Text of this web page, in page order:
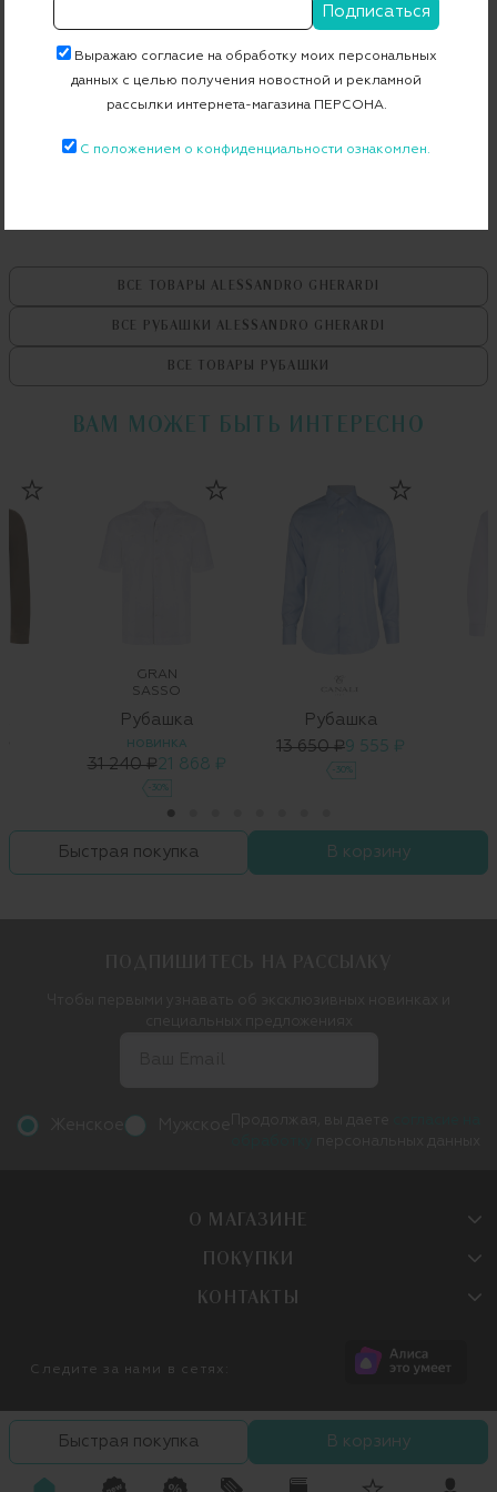
Страна производства
Примерка при доставке торговым представителем
ВСЕ ТОВАРЫ ALESSANDRO GHERARDI
ВСЕ РУБАШКИ ALESSANDRO GHERARDI
ВСЕ ТОВАРЫ РУБАШКИ
ВАМ МОЖЕТ БЫТЬ ИНТЕРЕСНО
GRAN
SASSO
Рубашка
НОВИНКА
31 240 ₽ 21 868 ₽
-30%
Рубашка
13 650 ₽9 555 ₽
-30%
Быстрая покупка В корзину
О МАГАЗИНЕ
ПОКУПКИ
КОНТАКТЫ
Следите за нами в сетях:
Быстрая покупка В корзину
Выражаю согласие на обработку моих персональных
данных с целью получения новостной и рекламной
рассылки интернета-магазина ПЕРСОНА.
С положением о конфиденциальности ознакомлен.